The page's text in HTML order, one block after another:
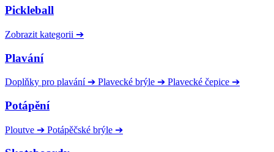
Pickleball
Zobrazit kategorii ➔
Plavání
Doplňky pro plavání ➔ Plavecké brýle ➔ Plavecké čepice ➔
Potápění
Ploutve ➔ Potápěčské brýle ➔